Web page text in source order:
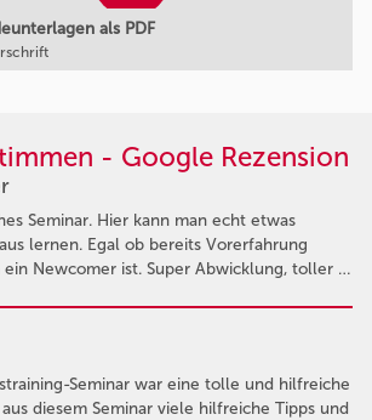
als PDF
- Google Rezension
Seminar. Hier kann man echt etwas
lernen. Egal ob bereits Vorerfahrung
Newcomer ist. Super Abwicklung, toller …
Seminar war eine tolle und hilfreiche
diesem Seminar viele hilfreiche Tipps und